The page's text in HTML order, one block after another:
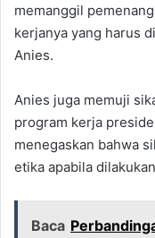
memanggil
kerjanya yang harus
Anies.
Anies juga memuji
program kerja
menegaskan bahwa
etika apabila
Baca